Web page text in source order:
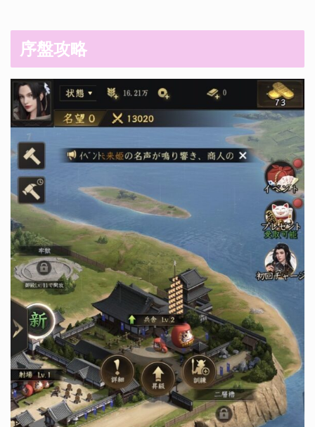
序盤攻略